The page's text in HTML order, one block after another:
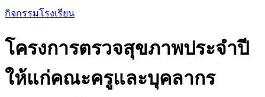
กิจกรรมโรงเรียน
โครงการตรวจสุขภาพประจำปี
ให้แก่คณะครูและบุคลากร